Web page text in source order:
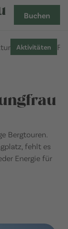
Buchen
Aktivitäten
Bergtouren.
fehlt es
Energie für